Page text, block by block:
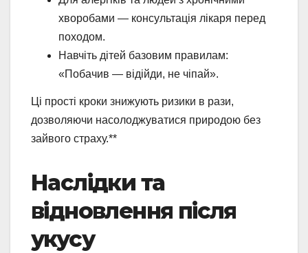
хворобами — консультація лікаря перед
походом.
Навчіть дітей базовим правилам:
«Побачив — відійди, не чіпай».
Ці прості кроки знижують ризики в рази,
дозволяючи насолоджуватися природою без
зайвого страху.**
Наслідки та
відновлення після
укусу